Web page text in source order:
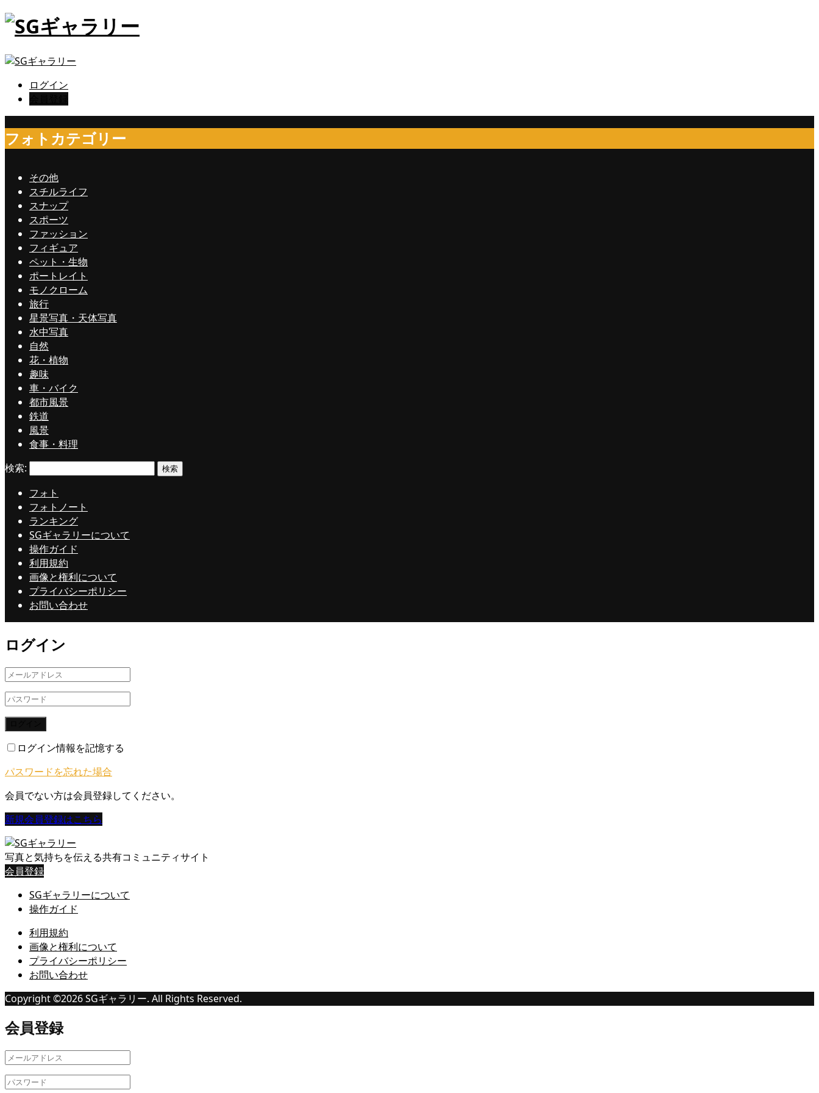
ログイン
フォトカテゴリー
その他
スチルライフ
スナップ
スポーツ
ファッション
フィギュア
ペット・生物
ポートレイト
モノクローム
旅行
星景写真・天体写真
水中写真
自然
花・植物
趣味
車・バイク
都市風景
鉄道
風景
食事・料理
フォト
フォトノート
ランキング
SGギャラリーについて
操作ガイド
利用規約
画像と権利について
プライバシーポリシー
お問い合わせ
検索:
ログイン
ログイン情報を記憶する
パスワードを忘れた場合
会員でない方は会員登録してください。
新規会員登録はこちら
写真と気持ちを伝える共有コミュニティサイト
会員登録
SGギャラリーについて
操作ガイド
利用規約
画像と権利について
プライバシーポリシー
お問い合わせ
Copyright ©2026SGギャラリー. All Rights Reserved.
会員登録